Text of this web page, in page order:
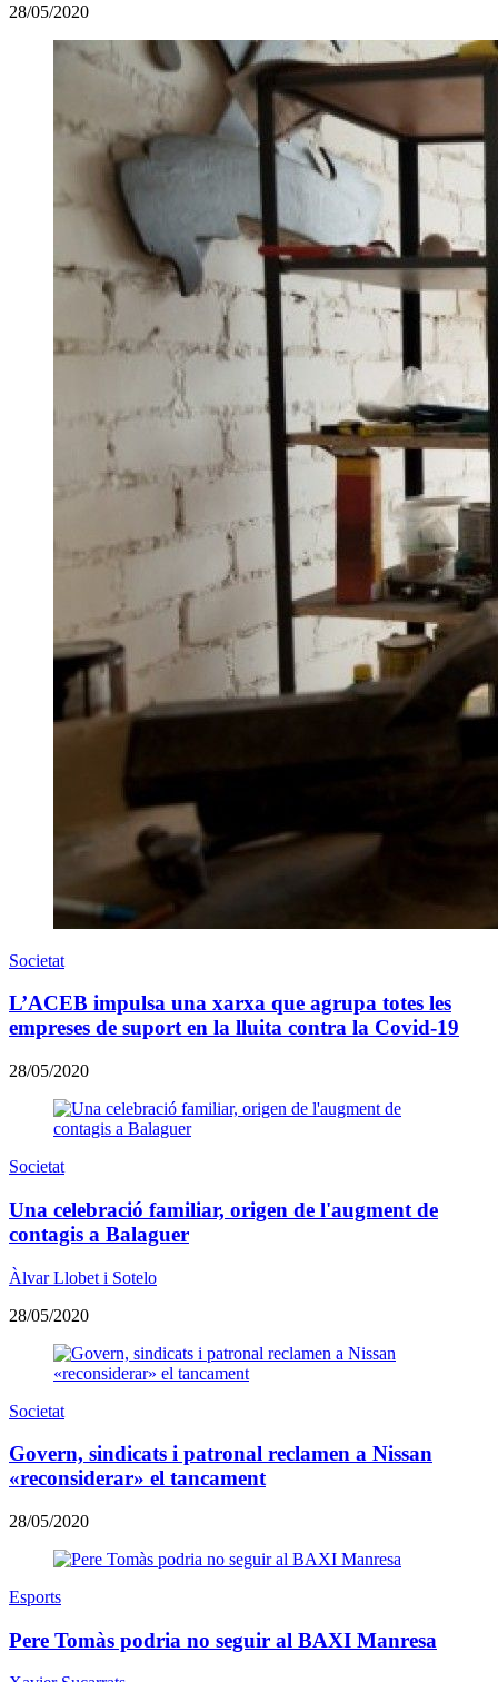
28/05/2020
Societat
L’ACEB impulsa una xarxa que agrupa totes les
empreses de suport en la lluita contra la Covid-19
28/05/2020
Societat
Una celebració familiar, origen de l'augment de
contagis a Balaguer
Àlvar Llobet i Sotelo
28/05/2020
Societat
Govern, sindicats i patronal reclamen a Nissan
«reconsiderar» el tancament
28/05/2020
Esports
Pere Tomàs podria no seguir al BAXI Manresa